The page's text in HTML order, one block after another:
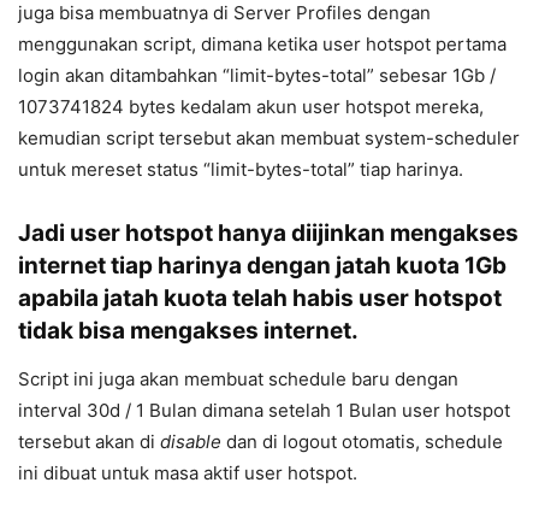
juga bisa membuatnya di Server Profiles dengan
menggunakan script, dimana ketika user hotspot pertama
login akan ditambahkan “limit-bytes-total” sebesar 1Gb /
1073741824 bytes kedalam akun user hotspot mereka,
kemudian script tersebut akan membuat system-scheduler
untuk mereset status “limit-bytes-total” tiap harinya.
Jadi user hotspot hanya diijinkan mengakses
internet tiap harinya dengan jatah kuota 1Gb
apabila jatah kuota telah habis user hotspot
tidak bisa mengakses internet.
Script ini juga akan membuat schedule baru dengan
interval 30d / 1 Bulan dimana setelah 1 Bulan user hotspot
tersebut akan di disable dan di logout otomatis, schedule
ini dibuat untuk masa aktif user hotspot.